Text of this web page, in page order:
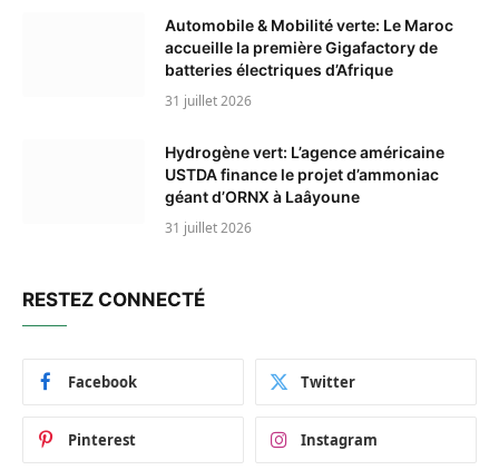
Automobile & Mobilité verte: Le Maroc
accueille la première Gigafactory de
batteries électriques d’Afrique
31 juillet 2026
Hydrogène vert: L’agence américaine
USTDA finance le projet d’ammoniac
géant d’ORNX à Laâyoune
31 juillet 2026
RESTEZ CONNECTÉ
Facebook Twitter
Pinterest Instagram